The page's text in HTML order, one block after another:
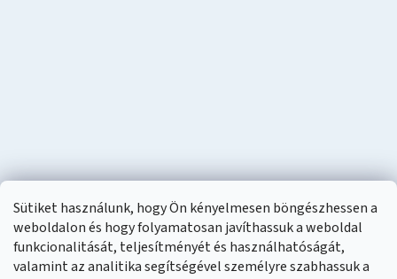
Sütiket használunk, hogy Ön kényelmesen böngészhessen a
weboldalon és hogy folyamatosan javíthassuk a weboldal
funkcionalitását, teljesítményét és használhatóságát,
valamint az analitika segítségével személyre szabhassuk a